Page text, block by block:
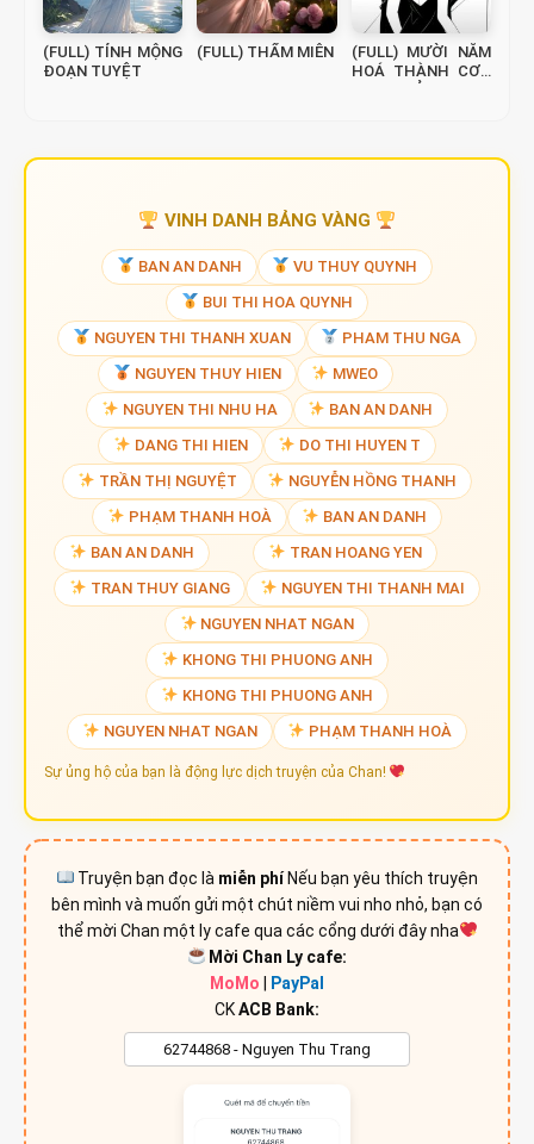
(FULL) TỈNH MỘNG
ĐOẠN TUYỆT
(FULL) THẨM MIÊN
(FULL) MƯỜI NĂM
HOÁ THÀNH CƠN
VINH DANH BẢNG VÀNG
BAN AN DANH
VU THUY QUYNH
BUI THI HOA QUYNH
NGUYEN THI THANH XUAN
PHAM THU NGA
NGUYEN THUY HIEN
MWEO
NGUYEN THI NHU HA
BAN AN DANH
DANG THI HIEN
DO THI HUYEN T
TRẦN THỊ NGUYỆT
NGUYỄN HỒNG THANH
PHẠM THANH HOÀ
BAN AN DANH
BAN AN DANH
TRAN HOANG YEN
TRAN THUY GIANG
NGUYEN THI THANH MAI
NGUYEN NHAT NGAN
KHONG THI PHUONG ANH
KHONG THI PHUONG ANH
NGUYEN NHAT NGAN
PHẠM THANH HOÀ
Sự ủng hộ của bạn là động lực dịch truyện của Chan!
Truyện bạn đọc là miễn phíNếu bạn yêu thích truyện
bên mình và muốn gửi một chút niềm vui nho nhỏ, bạn có
thể mời Chan một ly cafe qua các cổng dưới đây nha
Mời Chan Ly cafe:
MoMo
PayPal
CKACB Bank: